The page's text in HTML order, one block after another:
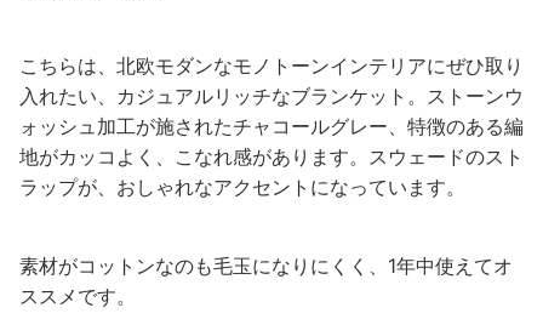
こちらは、北欧モダンなモノトーンインテリアにぜひ取り
入れたい、カジュアルリッチなブランケット。ストーンウ
ォッシュ加工が施されたチャコールグレー、特徴のある編
地がカッコよく、こなれ感があります。スウェードのスト
ラップが、おしゃれなアクセントになっています。
素材がコットンなのも毛玉になりにくく、1年中使えてオ
ススメです。